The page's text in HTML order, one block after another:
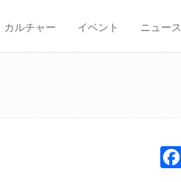
カルチャー イベント ニュース